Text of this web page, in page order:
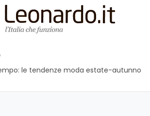
le tendenze moda estate-autunno